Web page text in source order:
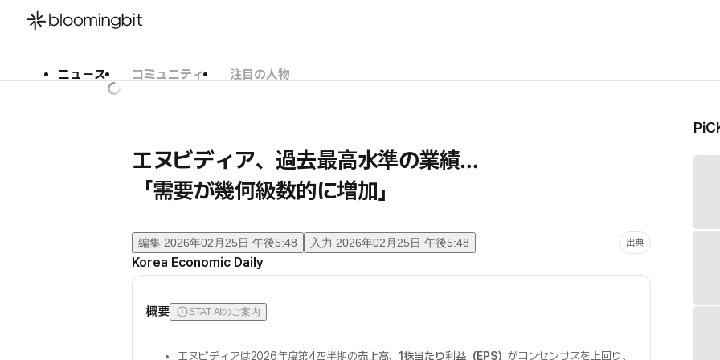
ニュース コミュニティ
注目の人物
エヌビディア、過去最高水準の業績…
「需要が幾何級数的に増加」
編集 2026年02月25日 午後5:48 入力 2026年02月25日 午後5:48 出典
Korea Economic Daily
概要 STAT AIのご案内
エヌビディアは2026年度第4四半期の売上高、1株当たり利益（EPS） がコンセンサスを上回り、